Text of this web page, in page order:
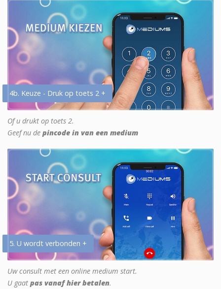
4b. Keuze - Druk op toets 2 +
Of u drukt op toets 2.
Geef nu de pincode in van een medium
5. U wordt verbonden +
Uw consult met een online medium start.
U gaat pas vanaf hier betalen.